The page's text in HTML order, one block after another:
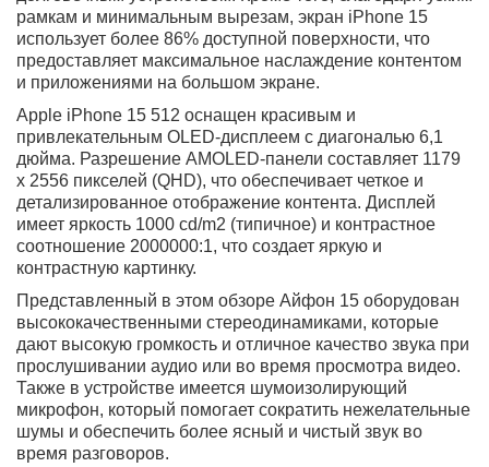
Дизайн, экран, звук
Айфон 15 512 ГБ поражает своим стильным дизайном
и качеством экрана. В конструкции этого смартфона
используется прочное стекло Gorilla Corning, которое
обеспечивает устойчивость экрана к повреждениям.
Благодаря этому, iPhone 15 является надежным и
долговечным устройством. Кроме того, благодаря
узким рамкам и минимальным вырезам, экран iPhone
15 использует более 86% доступной поверхности, что
предоставляет максимальное наслаждение контентом
и приложениями на большом экране.
Apple iPhone 15 512 оснащен красивым и